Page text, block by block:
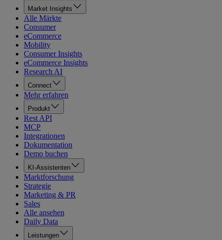
Market Insights
Alle Märkte
Consumer
eCommerce
Mobility
Consumer Insights
eCommerce Insights
Research AI
Connect
Mehr erfahren
Produkt
Rest API
MCP
Integrationen
Dokumentation
Demo buchen
KI-Assistenten
Marktforschung
Strategie
Marketing & PR
Sales
Alle ansehen
Daily Data
Leistungen